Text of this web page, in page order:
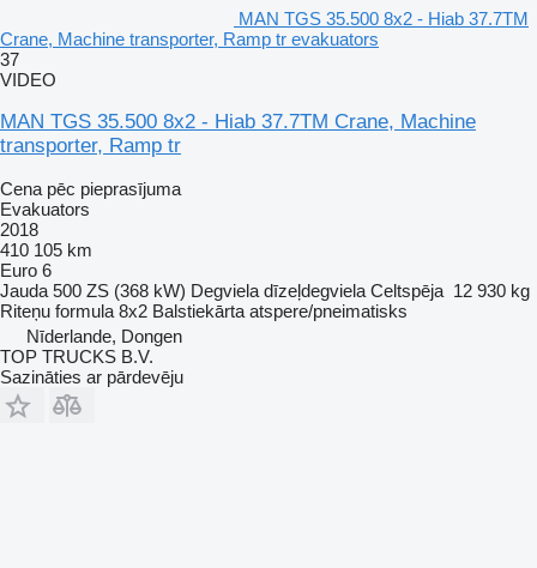
MAN TGS 35.500 8x2 - Hiab 37.7TM
Crane, Machine transporter, Ramp tr evakuators
37
VIDEO
MAN TGS 35.500 8x2 - Hiab 37.7TM Crane, Machine
transporter, Ramp tr
Cena pēc pieprasījuma
Evakuators
2018
410 105 km
Euro 6
Jauda 500 ZS (368 kW) Degviela dīzeļdegviela Celtspēja 12 930 kg
Riteņu formula 8x2 Balstiekārta atspere/pneimatisks
Nīderlande, Dongen
TOP TRUCKS B.V.
Sazināties ar pārdevēju